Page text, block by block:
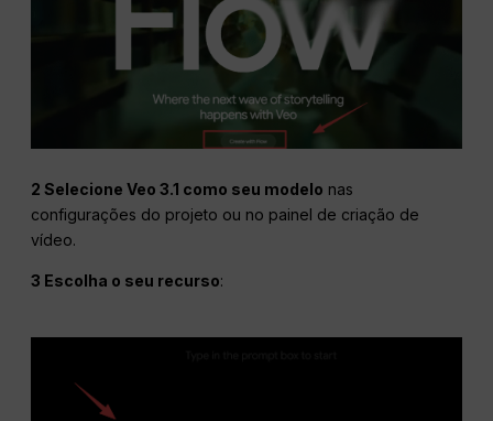
2 Selecione Veo 3.1 como seu modelo nas
configurações do projeto ou no painel de criação de
vídeo.
3 Escolha o seu recurso: